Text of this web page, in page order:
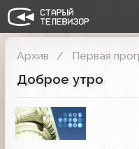
Архив Первая
Доброе утро